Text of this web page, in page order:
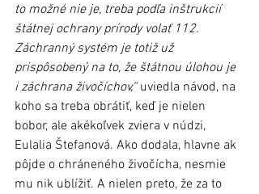
to možné nie je, treba podľa inštrukcií
štátnej ochrany prírody volať 112.
Záchranný systém je totiž už
prispôsobený na to, že štátnou úlohou je
i záchrana živočíchov,“ uviedla návod, na
koho sa treba obrátiť, keď je nielen
bobor, ale akékoľvek zviera v núdzi,
Eulalia Štefanová. Ako dodala, hlavne ak
pôjde o chráneného živočícha, nesmie
mu nik ublížiť. A nielen preto, že za to